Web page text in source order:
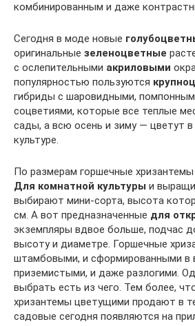
комбинированным и даже
Сегодня в моде новые
оригинальные зеленоцветные
с ослепительными акриловыми
популярностью пользуются
гибриды с шаровидными,
соцветиями, которые все теплые
сады, а всю осень и зиму — цветут
культуре.
По размерам горшечные
Для комнатной культуры и
выбирают мини-сорта, высота
см. А вот предназначенные для
экземпляры вдвое больше, подчас
высоту и диаметре. Горшечные
штамбовыми, и сформированными в
приземистыми, и даже разлогими.
выбрать есть из чего. Тем более,
хризантемы цветущими продают в
садовые сегодня появляются на